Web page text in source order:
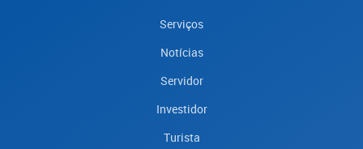
Serviços
Notícias
Servidor
Investidor
Turista